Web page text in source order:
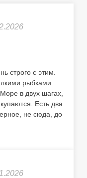
строго с этим.
рыбками.
в двух шагах,
Есть два
не сюда, до